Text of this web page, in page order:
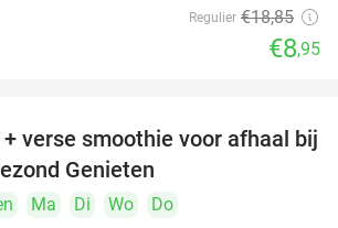
Regulier €18,85
€8,95
43%
verse smoothie voor afhaal bij
Genieten
Ma Di Wo
Do